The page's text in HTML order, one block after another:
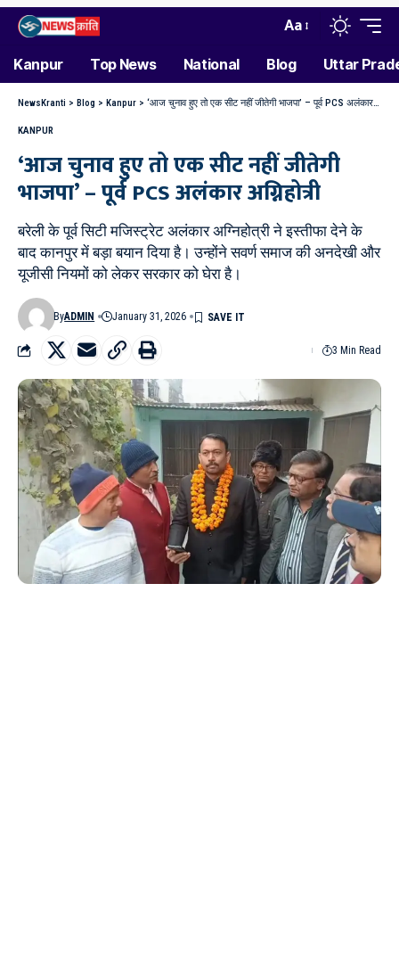
Aa
Kanpur Top News National Blog Uttar
NewsKranti > Blog > Kanpur > ‘आज चुनाव हुए तो एक सीट नहीं जीतेगी भाजपा’ – पूर्व PCS अलंकार अग्निहोत्री
KANPUR
‘आज चुनाव हुए तो एक सीट नहीं जीतेगी
भाजपा’ – पूर्व PCS अलंकार अग्निहोत्री
बरेली के पूर्व सिटी मजिस्ट्रेट अलंकार अग्निहोत्री ने इस्तीफा देने के
बाद कानपुर में बड़ा बयान दिया है। उन्होंने सवर्ण समाज की अनदेखी और
यूजीसी नियमों को लेकर सरकार को घेरा है।
ByADMIN January 31, 2026
3 Min Read